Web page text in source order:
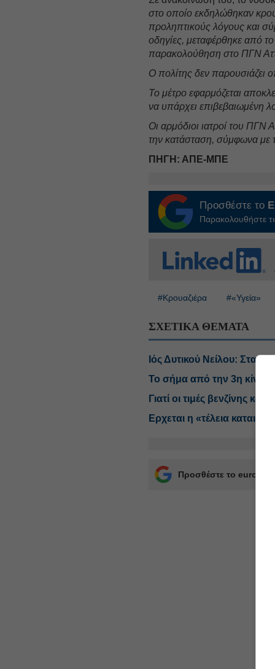
στο οποίο εκδηλώθηκαν
προληπτικούς λόγους και
οδηγίες, μεταφέρθηκε από
παρακολούθηση στο ΠΓΝ
Ο πολίτης δεν παρουσιάζει
Το μέτρο εφαρμόζεται
να υπάρχει επιβεβαιωμένη
Οι αρμόδιοι ιατροί του
την κατάσταση, σύμφωνα με
ΠΗΓΗ: ΑΠΕ-ΜΠΕ
Προσθέστε το
Παρακολουθήστε
#Κρουαζιέρα #«Υγεία»
ΣΧΕΤΙΚΑ ΘΕΜΑΤΑ
Ιός Δυτικού Νείλου: Στα
Το σήμα από την 3η
Γιατί οι τιμές βενζίνης
Ερχεται η «τέλεια
Προσθέστε το